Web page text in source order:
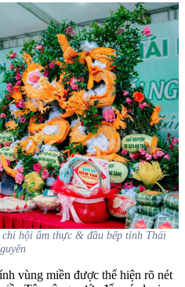
hội ẩm thực & đầu bếp tỉnh Thái
vùng miền được thể hiện rõ nét